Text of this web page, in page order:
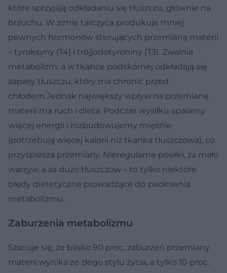
które sprzyjają odkładaniu się tłuszczu, głównie na
brzuchu. W zimie tarczyca produkuje mniej
pewnych hormonów sterujących przemianą materii
– tyroksyny (T4) i trójjodotyroniny (T3). Zwalnia
metabolizm, a w tkance podskórnej odkładają się
zapasy tłuszczu, który ma chronić przed
chłodem.Jednak największy wpływ na przemianę
materii ma ruch i dieta. Podczas wysiłku spalamy
więcej energii i rozbudowujemy mięśnie
(potrzebują więcej kalorii niż tkanka tłuszczowa), co
przyśpiesza przemiany. Nieregularne posiłki, za mało
warzyw, a za dużo tłuszczów – to tylko niektóre
błędy dietetyczne prowadzące do zwolnienia
metabolizmu.
Zaburzenia metabolizmu
Szacuje się, że blisko 90 proc. zaburzeń przemiany
materii wynika ze złego stylu życia, a tylko 10 proc.